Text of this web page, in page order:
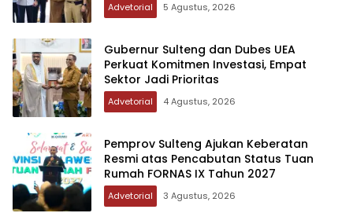
Advetorial 5 Agustus, 2026
Gubernur Sulteng dan Dubes UEA
Perkuat Komitmen Investasi, Empat
Sektor Jadi Prioritas
Advetorial 4 Agustus, 2026
Pemprov Sulteng Ajukan Keberatan
Resmi atas Pencabutan Status Tuan
Rumah FORNAS IX Tahun 2027
Advetorial 3 Agustus, 2026